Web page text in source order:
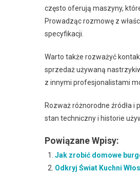
często oferują maszyny,
Prowadząc rozmowę z
specyfikacji.
Warto także rozważyć
sprzedaż używaną
z innymi profesjonalistami
Rozważ różnorodne źródła
stan techniczny i historie
Powiązane Wpisy:
Jak zrobić domowe
Odkryj Świat Kuchni